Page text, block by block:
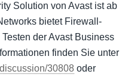
Solution von Avast ist ab
bietet Firewall-
der Avast Business
finden Sie unter
30808 oder